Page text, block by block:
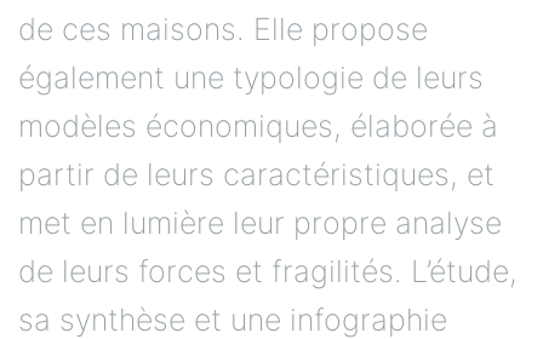
de ces maisons. Elle propose
également une typologie de leurs
modèles économiques, élaborée à
partir de leurs caractéristiques, et
met en lumière leur propre analyse
de leurs forces et fragilités. L’étude,
sa synthèse et une infographie